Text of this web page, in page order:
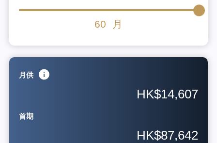
60 月
月供
HK$14,607
首期
HK$87,642